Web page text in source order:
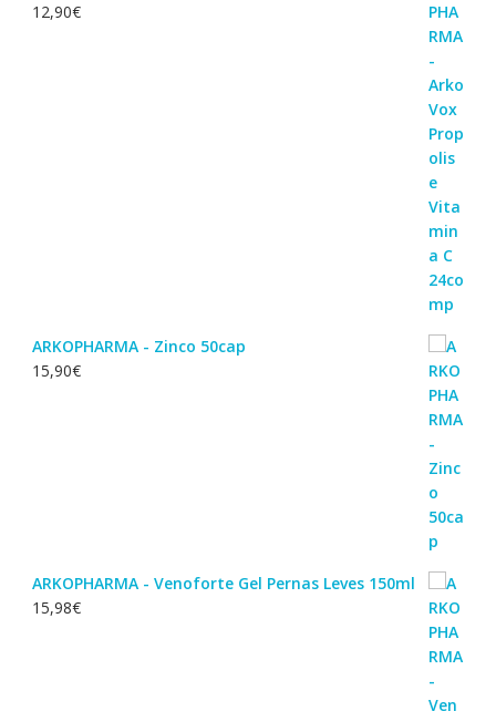
12,90€
ARKOPHARMA - Zinco 50cap
15,90€
ARKOPHARMA - Venoforte Gel Pernas Leves 150ml
15,98€